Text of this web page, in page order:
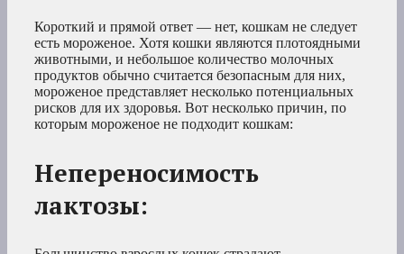
Короткий и прямой ответ — нет, кошкам не следует
есть мороженое. Хотя кошки являются плотоядными
животными, и небольшое количество молочных
продуктов обычно считается безопасным для них,
мороженое представляет несколько потенциальных
рисков для их здоровья. Вот несколько причин, по
которым мороженое не подходит кошкам:
Непереносимость
лактозы: